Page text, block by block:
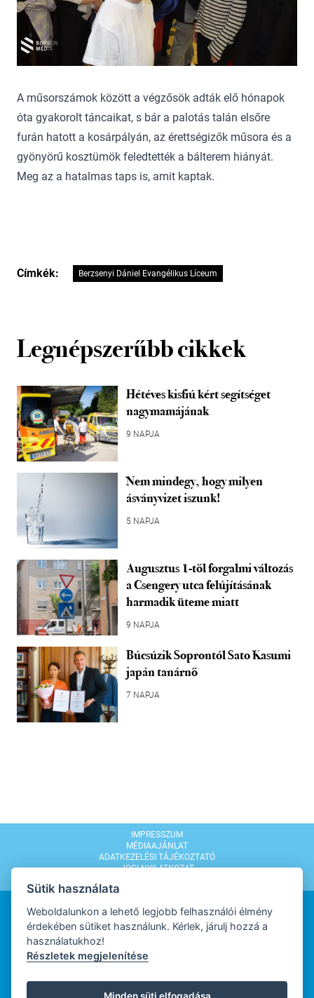
A műsorszámok között a végzősök adták elő hónapok
óta gyakorolt táncaikat, s bár a palotás talán elsőre
furán hatott a kosárpályán, az érettségizők műsora és a
gyönyörű kosztümök feledtették a bálterem hiányát.
Meg az a hatalmas taps is, amit kaptak.
Címkék: Berzsenyi Dániel Evangélikus Líceum
Legnépszerűbb cikkek
Hétéves kisfiú kért segítséget
nagymamájának
9 NAPJA
Nem mindegy, hogy milyen
ásványvizet iszunk!
5 NAPJA
Augusztus 1-től forgalmi változás
a Csengery utca felújításának
harmadik üteme miatt
9 NAPJA
Búcsúzik Soprontól Sato Kasumi
japán tanárnő
7 NAPJA
IMPRESSZUM
MÉDIAAJÁNLAT
ADATKEZELÉSI TÁJÉKOZTATÓ
JOGI NYILATKOZAT
WEBDESIGN
Sütik használata
Weboldalunkon a lehető legjobb felhasználói élmény
érdekében sütiket használunk. Kérlek, járulj hozzá a
használatukhoz!
Részletek megjelenítése